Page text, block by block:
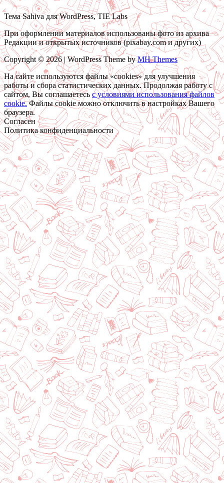
Тема Sahiva для WordPress, TIE Labs
При оформлении материалов использованы фото из архива
Редакции и открытых источников (pixabay.com и других)
Copyright © 2026 | WordPress Theme byMH Themes
На сайте используются файлы «cookies» для улучшения
работы и сбора статистических данных. Продолжая работу с
сайтом, Вы соглашаетесь c условиями использования файлов
cookie.Файлы cookie можно отключить в настройках Вашего
браузера.
Согласен
Политика конфиденциальности